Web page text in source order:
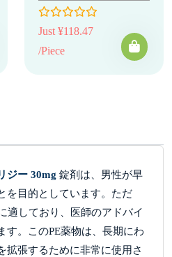
Just ¥118.47
/Piece
ジー 30mg 錠剤は、男性が早
を目的としています。ただ
適しており、医師のアドバイ
す。このPE薬物は、長期にわ
拡張するために非常に使用さ